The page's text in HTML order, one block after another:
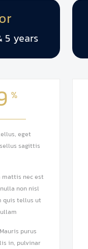
5 years
%
eget
sagittis
nec est
non nisl
quis tellus ut
purus
in, pulvinar